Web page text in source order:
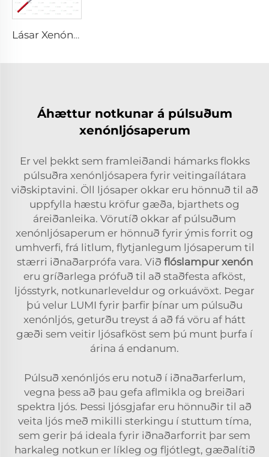
Lásar Xenón-lampa L2051 – 5×70×130 mm
Áhættur notkunar á púlsuðum
xenónljósaperum
Er vel þekkt sem framleiðandi hámarks flokks
púlsuðra xenónljósapera fyrir veitingaílátara
viðskiptavini. Öll ljósaper okkar eru hönnuð til að
uppfylla hæstu kröfur gæða, bjarthets og
áreiðanleika. Vörutíð okkar af púlsuðum
xenónljósaperum er hönnuð fyrir ýmis forrit og
umhverfi, frá litlum, flytjanlegum ljósaperum til
stærri iðnaðarprófa vara. Við flóslampur xenón
eru gríðarlega prófuð til að staðfesta afköst,
ljósstyrk, notkunarleveldur og orkuávöxt. Þegar
þú velur LUMI fyrir þarfir þínar um púlsuðu
xenónljós, geturðu treyst á að fá vöru af hátt
gæði sem veitir ljósafköst sem þú munt þurfa í
árina á endanum.
Púlsuð xenónljós eru notuð í iðnaðarferlum,
vegna þess að þau gefa aflmikla og breiðari
spektra ljós. Þessi ljósgjafar eru hönnuðir til að
veita ljós með mikilli sterkingu í stuttum tíma,
sem gerir þá ideala fyrir iðnaðarforrit þar sem
harkaleg notkun er líkleg og fljótlegt, gæðalítið